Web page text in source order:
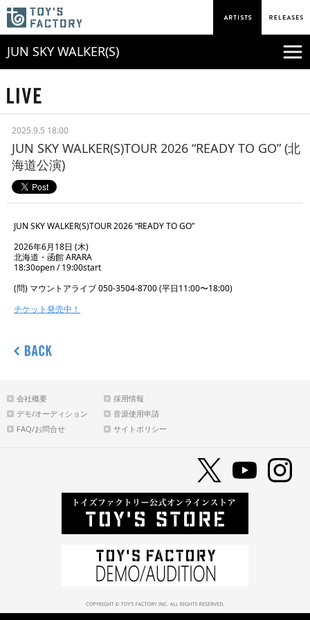
JUN SKY WALKER(S)
2025.9.5 18:00
JUN SKY WALKER(S)TOUR 2026 “READY TO GO” (北
海道公演)
JUN SKY WALKER(S)TOUR 2026 “READY TO GO”
2026年6月18日 (木)
北海道・函館 ARARA
18:30open / 19:00start
(問) マウントアライブ 050-3504-8700 (平日11:00〜18:00)
チケット発売中！
会社概要
採用情報
デモ/オーディション
音源使用申請
FAQ/お問合せ
サイトポリシー